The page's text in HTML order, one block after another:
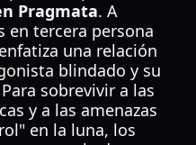
Pragmata. A
en tercera persona
una relación
blindado y su
sobrevivir a las
y a las amenazas
en la luna, los